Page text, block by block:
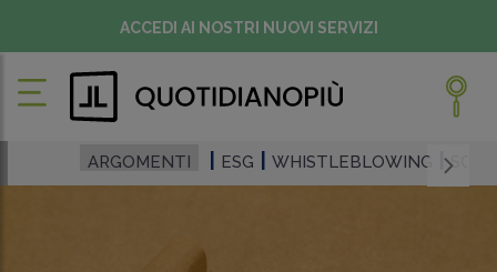
ACCEDI AI NOSTRI NUOVI SERVIZI
ARGOMENTI ESG WHISTLEBLOWING